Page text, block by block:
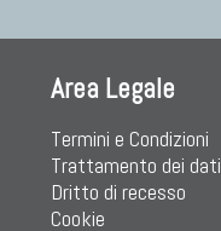
Area Legale
Termini e Condizioni
Trattamento dei dati
Dritto di recesso
Cookie